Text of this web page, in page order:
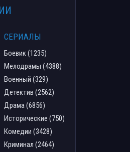
СЕРИАЛЫ
Боевик (1235)
Мелодрамы (4388)
Военный (329)
Детектив (2562)
Драма (6856)
Исторические (750)
Комедии (3428)
Криминал (2464)